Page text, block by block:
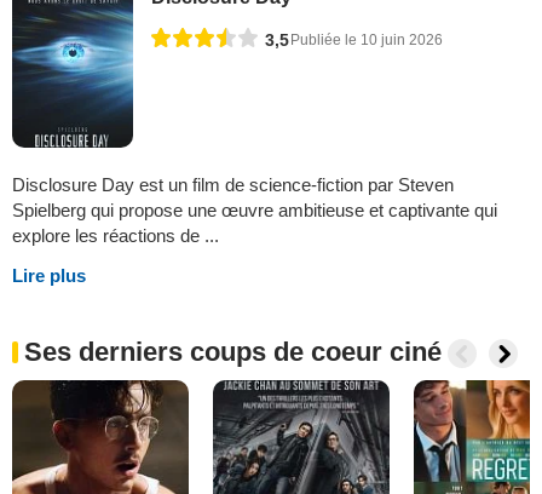
3,5Publiée le 10 juin 2026
Disclosure Day est un film de science-fiction par Steven
Spielberg qui propose une œuvre ambitieuse et captivante qui
explore les réactions de ...
Lire plus
Ses derniers coups de coeur ciné